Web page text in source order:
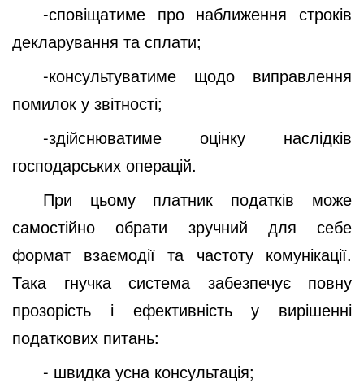
-сповіщатиме про наближення строків
декларування та сплати;
-консультуватиме щодо виправлення
помилок у звітності;
-здійснюватиме оцінку наслідків
господарських операцій.
При цьому платник податків може
самостійно обрати зручний для себе
формат взаємодії та частоту комунікації.
Така гнучка система забезпечує повну
прозорість і ефективність у вирішенні
податкових питань:
- швидка усна консультація;